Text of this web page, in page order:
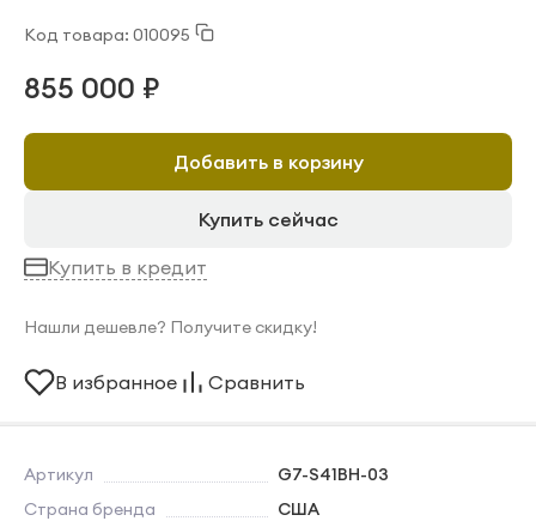
Код товара: 010095
Артикул
G7-S41BH-03
Страна бренда
США
855 000 ₽
Добавить в корзину
Купить сейчас
Купить в кредит
Нашли дешевле? Получите скидку!
В избранное Сравнить